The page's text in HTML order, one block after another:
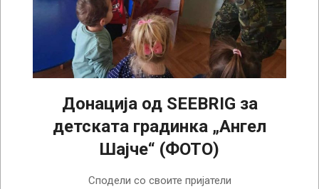
Донација од SEEBRIG за
детската градинка „Ангел
Шајче“ (ФОТО)
Сподели со своите пријатели